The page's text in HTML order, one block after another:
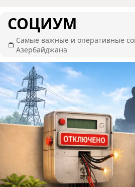
СОЦИУМ
Самые важные и оперативные
Азербайджана